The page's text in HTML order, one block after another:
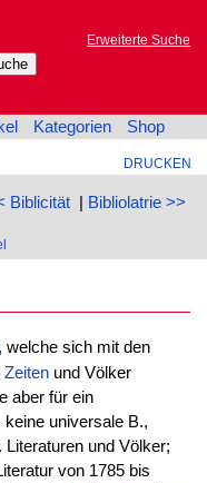
Erweiterte Suche
Kategorien Shop
DRUCKEN
Biblicität| Bibliolatrie >>
welche sich mit den
Zeitenund Völker
aber für ein
universale B.,
und Völker;
von 1785 bis